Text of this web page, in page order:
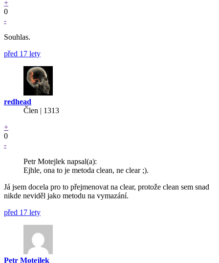
+
0
-
Souhlas.
před 17 lety
redhead
Člen | 1313
+
0
-
Petr Motejlek napsal(a):
Ejhle, ona to je metoda clean, ne clear ;).
Já jsem docela pro to přejmenovat na clear, protože clean sem snad
nikde neviděl jako metodu na vymazání.
před 17 lety
Petr Motejlek